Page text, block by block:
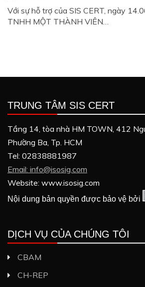
Với sự hỗ trợ của SIS CERT, ngày
TNHH MỘT THÀNH VIÊN…
TRUNG TÂM SIS CERT
Tầng 14, tòa nhà HM TOWN, 412
Phường Ba, Tp. HCM
Tel: 02838881987
Email: info@isosig.com
Website: www.isosig.com
Nội dung bản quyền được bảo vệ bởi
DỊCH VỤ CỦA CHÚNG TÔI
CBAM
CH-REP